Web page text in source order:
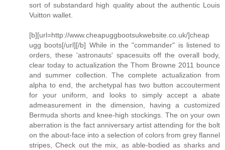
sort of substandard high quality about the authentic Louis
Vuitton wallet.
[b][url=http://www.cheapuggbootsukwebsite.co.uk/]cheap
ugg boots[/url][/b] While in the "commander" is listened to
orders, these 'astronauts' spacesuits off the overall body,
clear today to actualization the Thom Browne 2011 bounce
and summer collection. The complete actualization from
alpha to end, the archetypal has two button accouterment
for your uniform, and looks to simply accept a abate
admeasurement in the dimension, having a customized
Bermuda shorts and knee-high stockings. The on your own
aberration is the fact anniversary artist attending for the bolt
on the about-face into a selection of colors from grey flannel
stripes, Check out the mix, as able-bodied as sharks and